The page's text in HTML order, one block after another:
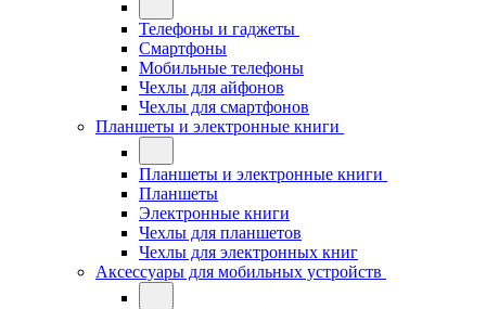
Телефоны и гаджеты
Смартфоны
Мобильные телефоны
Чехлы для айфонов
Чехлы для смартфонов
Планшеты и электронные книги
Планшеты и электронные книги
Планшеты
Электронные книги
Чехлы для планшетов
Чехлы для электронных книг
Аксессуары для мобильных устройств